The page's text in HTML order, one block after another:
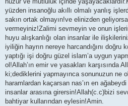
yüzden insanoğlu akıllı olmalı yanlış
sakın ortak olmayın!ve elinizden
vermeyiniz!Zalimi sevmeyin ve onun
huyu alışkanlığı olan insanlar ile
iyiliğin hayrın nereye harcandığını
yaptığı işi doğru güzel islam’a uygun
ol!Allah’ın emir ve yasakları karşısında
ki;dediklerini yapmayınca sonunuzun ne
haramlardan kaçarsan nas’ın en
insanlar arasına girersin!Allah(c.c)bizi
bahtiyar kullarından eylesin!Amin.